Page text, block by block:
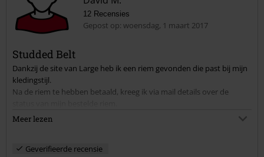
Commentaar versturen
12 Recensies
Gepost op: woensdag, 1 maart 2017
Studded Belt
Dankzij de site van Large heb ik een riem gevonden die past bij mijn
kledingstijl.
Na de riem te hebben betaald, kreeg ik via mail details over de
Enkele dagen na mijn bestelling, heb ik de riem ontvangen.
Meer lezen
Geverifieerde recensie